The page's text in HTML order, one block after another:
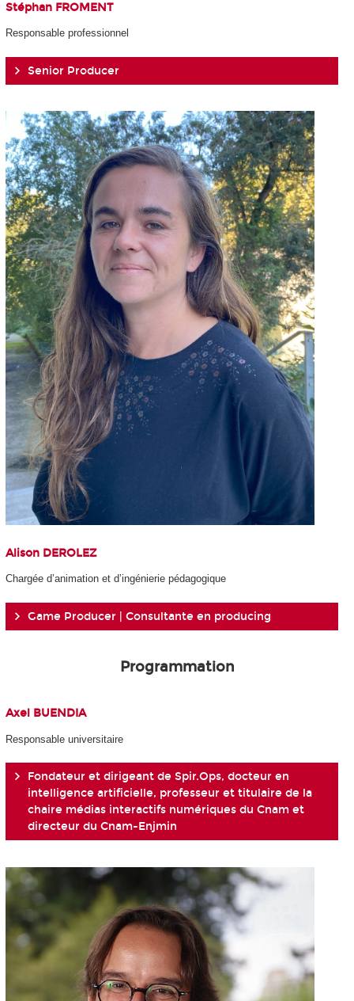
Stéphan FROMENT
Responsable professionnel
Senior Producer
Alison DEROLEZ
Chargée d’animation et d’ingénierie pédagogique
Game Producer | Consultante en producing
Programmation
Axel BUENDIA
Responsable universitaire
Fondateur et dirigeant de Spir.Ops, docteur en
intelligence artificielle, professeur et titulaire de la
chaire médias interactifs numériques du Cnam et
directeur du Cnam-Enjmin